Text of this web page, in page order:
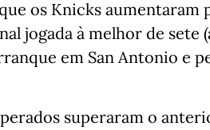
os Knicks aumentaram
jogada à melhor de
em San Antonio e
superaram o